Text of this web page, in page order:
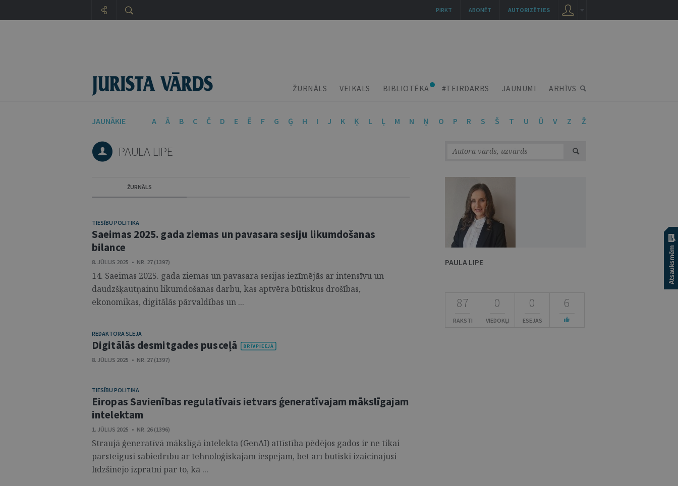
ŽURNĀLS VEIKALS BIBLIOTĒKA #TEIRDARBS JAUNUMI ARHĪVS
JAUNĀKIE A Ā B C Č D E Ē F G Ģ H I J K Ķ L Ļ M N Ņ O P R S Š T U Ū V Z Ž
PAULA LIPE
ŽURNĀLS
TIESĪBU POLITIKA
Saeimas 2025. gada ziemas un pavasara sesiju likumdošanas
bilance
8. JŪLIJS 2025 • NR. 27 (1397)
14. Saeimas 2025. gada ziemas un pavasara sesijas iezīmējās ar intensīvu un
daudzšķautņainu likumdošanas darbu, kas aptvēra būtiskus drošības,
ekonomikas, digitālās pārvaldības un ...
REDAKTORA SLEJA
Digitālās desmitgades pusceļā
8. JŪLIJS 2025 • NR. 27 (1397)
TIESĪBU POLITIKA
Eiropas Savienības regulatīvais ietvars ģeneratīvajam mākslīgajam
intelektam
1. JŪLIJS 2025 • NR. 26 (1396)
Straujā ģeneratīvā mākslīgā intelekta (GenAI) attīstība pēdējos gados ir ne tikai
pārsteigusi sabiedrību ar tehnoloģiskajām iespējām, bet arī būtiski izaicinājusi
līdzšinējo izpratni par to, kā ...
PAULA LIPE
87
RAKSTI
0
VIEDOKĻI
0
ESEJAS
6
AUTORIZĒTIES
ABONĒT
PIRKT